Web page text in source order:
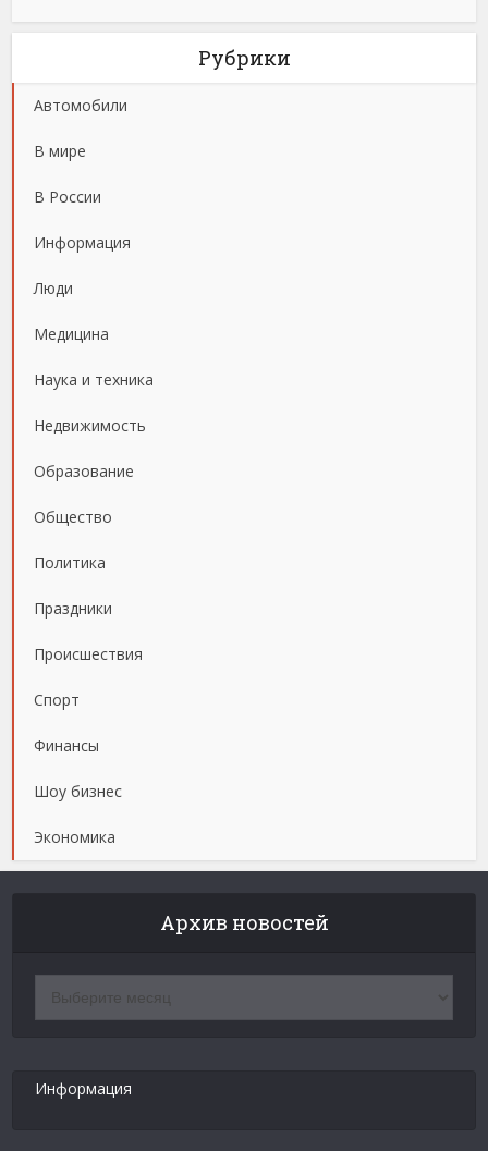
Рубрики
Автомобили
В мире
В России
Информация
Люди
Медицина
Наука и техника
Недвижимость
Образование
Общество
Политика
Праздники
Происшествия
Спорт
Финансы
Шоу бизнес
Экономика
Архив новостей
новостей
Информация